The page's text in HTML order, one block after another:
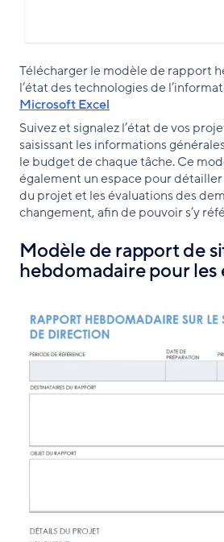
Télécharger le modèle de rapport
l’état des technologies de
Microsoft Excel
Suivez et signalez l’état de vos
saisissant les informations
le budget de chaque tâche. Ce
également un espace pour
du projet et les évaluations des
changement, afin de pouvoir s’y
Modèle de rapport de
hebdomadaire pour les